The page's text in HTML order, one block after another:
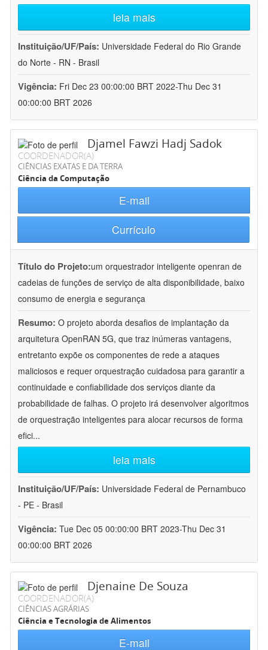
leia mais
Instituição/UF/País: Universidade Federal do Rio Grande
do Norte - RN - Brasil
Vigência: Fri Dec 23 00:00:00 BRT 2022-Thu Dec 31
00:00:00 BRT 2026
Djamel Fawzi Hadj Sadok
COORDENADOR(A)
CIÊNCIAS EXATAS E DA TERRA
Ciência da Computação
E-mail
Currículo
Título do Projeto:um orquestrador inteligente openran de
cadeias de funções de serviço de alta disponibilidade, baixo
consumo de energia e segurança
Resumo: O projeto aborda desafios de implantação da
arquitetura OpenRAN 5G, que traz inúmeras vantagens,
entretanto expõe os componentes de rede a ataques
maliciosos e requer orquestração cuidadosa para garantir a
continuidade e confiabilidade dos serviços diante da
probabilidade de falhas. O projeto irá desenvolver algoritmos
de orquestração inteligentes para alocar recursos de forma
efici...
leia mais
Instituição/UF/País: Universidade Federal de Pernambuco
- PE - Brasil
Vigência: Tue Dec 05 00:00:00 BRT 2023-Thu Dec 31
00:00:00 BRT 2026
Djenaine De Souza
COORDENADOR(A)
CIÊNCIAS AGRÁRIAS
Ciência e Tecnologia de Alimentos
E-mail